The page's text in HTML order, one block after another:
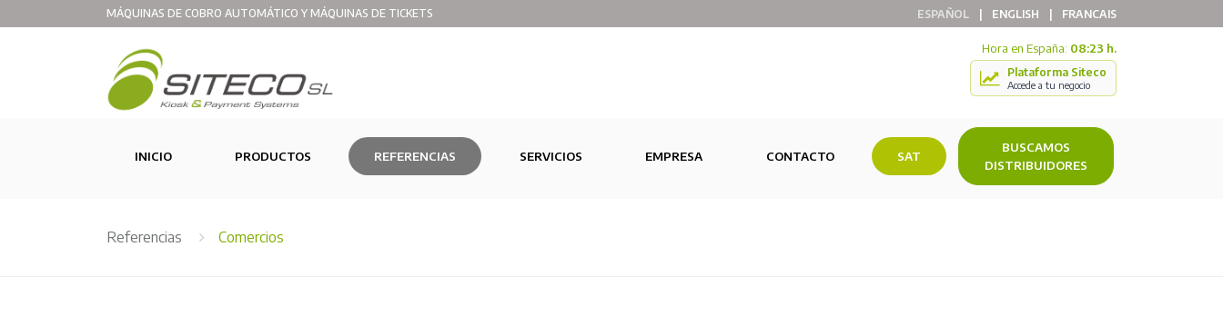
MÁQUINAS DE COBRO AUTOMÁTICO Y MÁQUINAS DE TICKETS ESPAÑOL ENGLISH FRANCAIS
Hora en España: 08:23 h.
Plataforma Siteco
Accede a tu negocio
INICIO PRODUCTOS REFERENCIAS SERVICIOS EMPRESA CONTACTO SAT
BUSCAMOS
DISTRIBUIDORES
Referencias Comercios